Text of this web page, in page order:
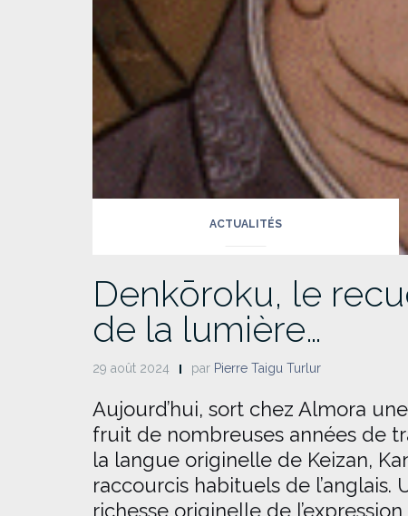
ACTUALITÉS
Denkōroku, le
de la lumière…
29 août 2024 par Pierre Taigu Turlur
Aujourd’hui, sort chez Almora
fruit de nombreuses années de
la langue originelle de Keizan,
raccourcis habituels de
richesse originelle de